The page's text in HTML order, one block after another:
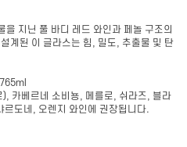
지닌 풀 바디 레드 와인과 페놀 구조의
계된 이 글라스는 힘, 밀도, 추출물 및 탄
카베르네 소비뇽, 메를로, 쉬라즈, 블라
도네, 오렌지 와인에 권장됩니다.